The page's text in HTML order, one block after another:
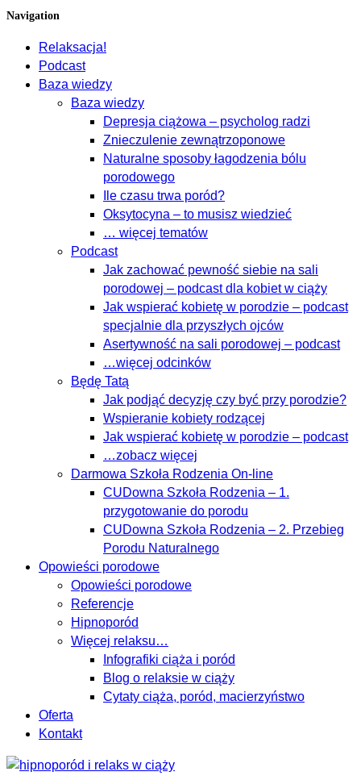
Navigation
Relaksacja!
Podcast
Baza wiedzy
Baza wiedzy
Depresja ciążowa – psycholog radzi
Znieczulenie zewnątrzoponowe
Naturalne sposoby łagodzenia bólu
porodowego
Ile czasu trwa poród?
Oksytocyna – to musisz wiedzieć
… więcej tematów
Podcast
Jak zachować pewność siebie na sali
porodowej – podcast dla kobiet w ciąży
Jak wspierać kobietę w porodzie – podcast
specjalnie dla przyszłych ojców
Asertywność na sali porodowej – podcast
…więcej odcinków
Będę Tatą
Jak podjąć decyzję czy być przy porodzie?
Wspieranie kobiety rodzącej
Jak wspierać kobietę w porodzie – podcast
…zobacz więcej
Darmowa Szkoła Rodzenia On-line
CUDowna Szkoła Rodzenia – 1.
przygotowanie do porodu
CUDowna Szkoła Rodzenia – 2. Przebieg
Porodu Naturalnego
Opowieści porodowe
Opowieści porodowe
Referencje
Hipnoporód
Więcej relaksu…
Infografiki ciąża i poród
Blog o relaksie w ciąży
Cytaty ciąża, poród, macierzyństwo
Oferta
Kontakt